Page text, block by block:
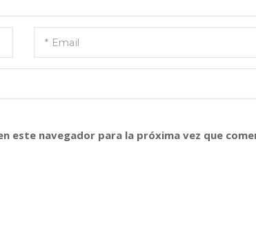
este navegador para la próxima vez que